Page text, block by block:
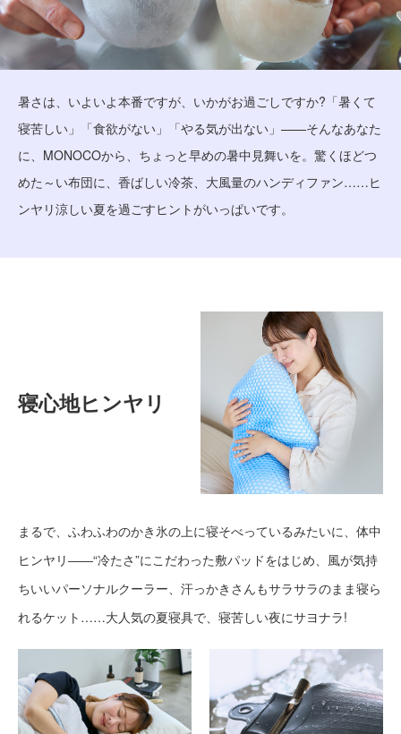
暑さは、いよいよ本番ですが、いかがお過ごしですか?「暑くて
寝苦しい」「食欲がない」「やる気が出ない」——そんなあなた
に、MONOCOから、ちょっと早めの暑中見舞いを。驚くほどつ
めた～い布団に、香ばしい冷茶、大風量のハンディファン……ヒ
ンヤリ涼しい夏を過ごすヒントがいっぱいです。
寝心地ヒンヤリ
まるで、ふわふわのかき氷の上に寝そべっているみたいに、体中
ヒンヤリ――“冷たさ”にこだわった敷パッドをはじめ、風が気持
ちいいパーソナルクーラー、汗っかきさんもサラサラのまま寝ら
れるケット……大人気の夏寝具で、寝苦しい夜にサヨナラ!